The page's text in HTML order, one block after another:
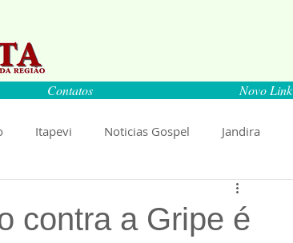
Contatos Novo Link
Itapevi Noticias Gospel Jandira
Espaço Parlamentar
contra a Gripe é